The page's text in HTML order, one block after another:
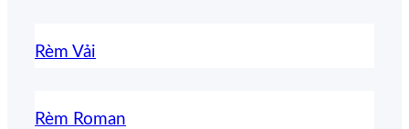
Rèm Vải
Rèm Roman